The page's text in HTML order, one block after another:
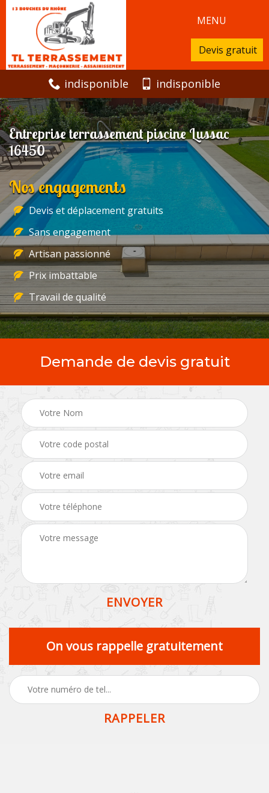
MENU
Devis gratuit
indisponible indisponible
Entreprise terrassement piscine Lussac
16450
Nos engagements
Devis et déplacement gratuits
Sans engagement
Artisan passionné
Prix imbattable
Travail de qualité
Demande de devis gratuit
On vous rappelle gratuitement